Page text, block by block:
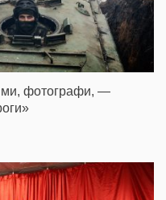
ми, фотографи, —